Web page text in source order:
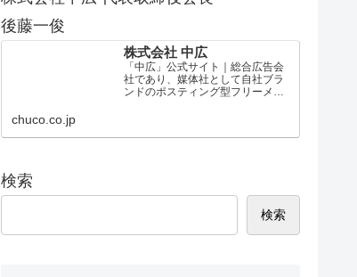
後藤一俊
株式会社 中広
「中広」公式サイト｜総合広告会
社であり、媒体社として自社ブラ
ンドのポスティング型フリーメデ
chuco.co.jp
検索
検索